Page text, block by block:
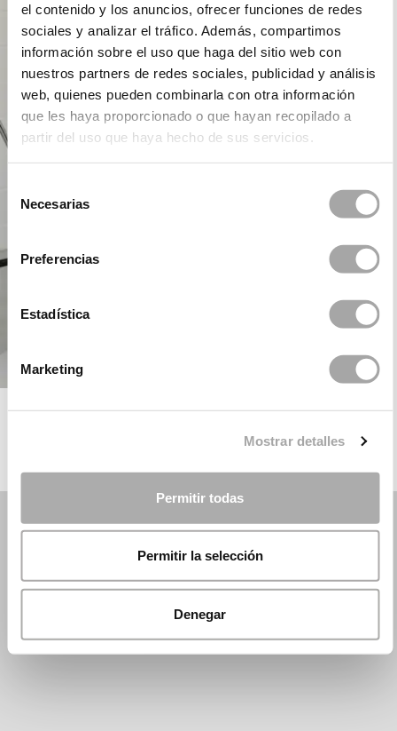
el contenido y los anuncios, ofrecer funciones de redes
sociales y analizar el tráfico. Además, compartimos
información sobre el uso que haga del sitio web con
nuestros partners de redes sociales, publicidad y análisis
web, quienes pueden combinarla con otra información
que les haya proporcionado o que hayan recopilado a
partir del uso que haya hecho de sus servicios.
Necesarias
Preferencias
Estadística
Marketing
Mostrar detalles
Permitir todas
Permitir la selección
Denegar